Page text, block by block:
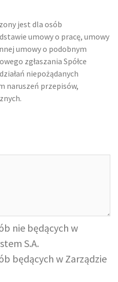
jest dla osób
umowy o pracę, umowy
umowy o podobnym
zgłaszania Spółce
niepożądanych
naruszeń przepisów,
nie będących w
S.A.
będących w Zarządzie